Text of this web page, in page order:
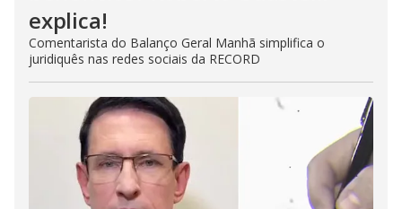
explica!
Comentarista do Balanço Geral Manhã simplifica o
juridiquês nas redes sociais da RECORD